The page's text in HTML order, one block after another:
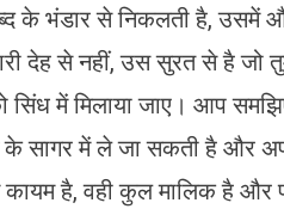
के भंडार से निकलती है, उसमें
देह से नहीं, उस सुरत से है जो
में मिलाया जाए। आप
के सागर में ले जा सकती है और
है, वही कुल मालिक है और